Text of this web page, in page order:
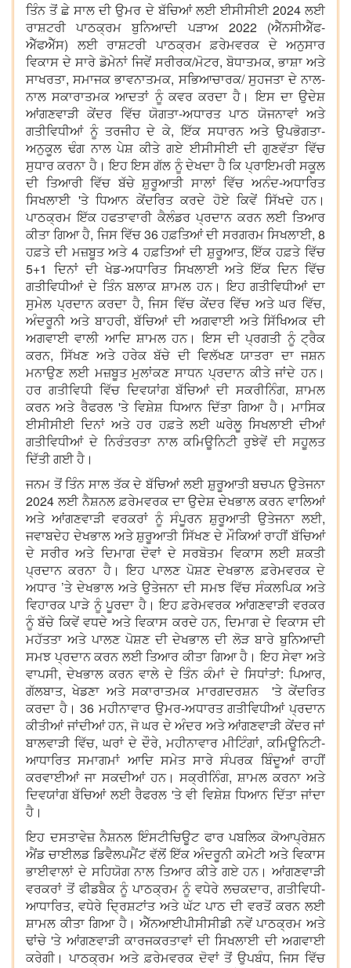
ਤਿੰਨ ਤੋਂ ਛੇ ਸਾਲ ਦੀ ਉਮਰ ਦੇ ਬੱਚਿਆਂ ਲਈ ਈਸੀਸੀਈ 2024 ਲਈ
ਰਾਸ਼ਟਰੀ ਪਾਠਕ੍ਰਮ ਬੁਨਿਆਦੀ ਪੜਾਅ 2022 (ਐੱਨਸੀਐੱਫ-
ਐੱਫਐੱਸ) ਲਈ ਰਾਸ਼ਟਰੀ ਪਾਠਕ੍ਰਮ ਫ਼ਰੇਮਵਰਕ ਦੇ ਅਨੁਸਾਰ
ਵਿਕਾਸ ਦੇ ਸਾਰੇ ਡੋਮੇਨਾਂ ਜਿਵੇਂ ਸਰੀਰਕ/ਮੋਟਰ, ਬੋਧਾਤਮਕ, ਭਾਸ਼ਾ ਅਤੇ
ਸਾਖਰਤਾ, ਸਮਾਜਕ ਭਾਵਨਾਤਮਕ, ਸਭਿਆਚਾਰਕ/ ਸੁਹਜਤਾ ਦੇ ਨਾਲ-
ਨਾਲ ਸਕਾਰਾਤਮਕ ਆਦਤਾਂ ਨੂੰ ਕਵਰ ਕਰਦਾ ਹੈ। ਇਸ ਦਾ ਉਦੇਸ਼
ਆਂਗਣਵਾੜੀ ਕੇਂਦਰ ਵਿੱਚ ਯੋਗਤਾ-ਅਧਾਰਤ ਪਾਠ ਯੋਜਨਾਵਾਂ ਅਤੇ
ਗਤੀਵਿਧੀਆਂ ਨੂੰ ਤਰਜੀਹ ਦੇ ਕੇ, ਇੱਕ ਸਧਾਰਨ ਅਤੇ ਉਪਭੋਗਤਾ-
ਅਨੁਕੂਲ ਢੰਗ ਨਾਲ ਪੇਸ਼ ਕੀਤੇ ਗਏ ਈਸੀਸੀਈ ਦੀ ਗੁਣਵੱਤਾ ਵਿੱਚ
ਸੁਧਾਰ ਕਰਨਾ ਹੈ। ਇਹ ਇਸ ਗੱਲ ਨੂੰ ਦੇਖਦਾ ਹੈ ਕਿ ਪ੍ਰਾਇਮਰੀ ਸਕੂਲ
ਦੀ ਤਿਆਰੀ ਵਿੱਚ ਬੱਚੇ ਸ਼ੁਰੂਆਤੀ ਸਾਲਾਂ ਵਿੱਚ ਅਨੰਦ-ਅਧਾਰਿਤ
ਸਿਖਲਾਈ 'ਤੇ ਧਿਆਨ ਕੇਂਦਰਿਤ ਕਰਦੇ ਹੋਏ ਕਿਵੇਂ ਸਿੱਖਦੇ ਹਨ।
ਪਾਠਕ੍ਰਮ ਇੱਕ ਹਫਤਾਵਾਰੀ ਕੈਲੰਡਰ ਪ੍ਰਦਾਨ ਕਰਨ ਲਈ ਤਿਆਰ
ਕੀਤਾ ਗਿਆ ਹੈ, ਜਿਸ ਵਿੱਚ 36 ਹਫ਼ਤਿਆਂ ਦੀ ਸਰਗਰਮ ਸਿਖਲਾਈ, 8
ਹਫ਼ਤੇ ਦੀ ਮਜ਼ਬੂਤ ਅਤੇ 4 ਹਫ਼ਤਿਆਂ ਦੀ ਸ਼ੁਰੂਆਤ, ਇੱਕ ਹਫ਼ਤੇ ਵਿੱਚ
5+1 ਦਿਨਾਂ ਦੀ ਖੇਡ-ਅਧਾਰਿਤ ਸਿਖਲਾਈ ਅਤੇ ਇੱਕ ਦਿਨ ਵਿੱਚ
ਗਤੀਵਿਧੀਆਂ ਦੇ ਤਿੰਨ ਬਲਾਕ ਸ਼ਾਮਲ ਹਨ। ਇਹ ਗਤੀਵਿਧੀਆਂ ਦਾ
ਸੁਮੇਲ ਪ੍ਰਦਾਨ ਕਰਦਾ ਹੈ, ਜਿਸ ਵਿੱਚ ਕੇਂਦਰ ਵਿੱਚ ਅਤੇ ਘਰ ਵਿੱਚ,
ਅੰਦਰੂਨੀ ਅਤੇ ਬਾਹਰੀ, ਬੱਚਿਆਂ ਦੀ ਅਗਵਾਈ ਅਤੇ ਸਿੱਖਿਅਕ ਦੀ
ਅਗਵਾਈ ਵਾਲੀ ਆਦਿ ਸ਼ਾਮਲ ਹਨ। ਇਸ ਦੀ ਪ੍ਰਗਤੀ ਨੂੰ ਟ੍ਰੈਕ
ਕਰਨ, ਸਿੱਖਣ ਅਤੇ ਹਰੇਕ ਬੱਚੇ ਦੀ ਵਿਲੱਖਣ ਯਾਤਰਾ ਦਾ ਜਸ਼ਨ
ਮਨਾਉਣ ਲਈ ਮਜ਼ਬੂਤ ਮੁਲਾਂਕਣ ਸਾਧਨ ਪ੍ਰਦਾਨ ਕੀਤੇ ਜਾਂਦੇ ਹਨ।
ਹਰ ਗਤੀਵਿਧੀ ਵਿੱਚ ਦਿਵਯਾਂਗ ਬੱਚਿਆਂ ਦੀ ਸਕਰੀਨਿੰਗ, ਸ਼ਾਮਲ
ਕਰਨ ਅਤੇ ਰੈਫਰਲ 'ਤੇ ਵਿਸ਼ੇਸ਼ ਧਿਆਨ ਦਿੱਤਾ ਗਿਆ ਹੈ। ਮਾਸਿਕ
ਈਸੀਸੀਈ ਦਿਨਾਂ ਅਤੇ ਹਰ ਹਫ਼ਤੇ ਲਈ ਘਰੇਲੂ ਸਿਖਲਾਈ ਦੀਆਂ
ਗਤੀਵਿਧੀਆਂ ਦੇ ਨਿਰੰਤਰਤਾ ਨਾਲ ਕਮਿਊਨਿਟੀ ਰੁਝੇਵੇਂ ਦੀ ਸਹੂਲਤ
ਦਿੱਤੀ ਗਈ ਹੈ।
ਜਨਮ ਤੋਂ ਤਿੰਨ ਸਾਲ ਤੱਕ ਦੇ ਬੱਚਿਆਂ ਲਈ ਸ਼ੁਰੂਆਤੀ ਬਚਪਨ ਉਤੇਜਨਾ
2024 ਲਈ ਨੈਸ਼ਨਲ ਫ਼ਰੇਮਵਰਕ ਦਾ ਉਦੇਸ਼ ਦੇਖਭਾਲ ਕਰਨ ਵਾਲਿਆਂ
ਅਤੇ ਆਂਗਣਵਾੜੀ ਵਰਕਰਾਂ ਨੂੰ ਸੰਪੂਰਨ ਸ਼ੁਰੂਆਤੀ ਉਤੇਜਨਾ ਲਈ,
ਜਵਾਬਦੇਹ ਦੇਖਭਾਲ ਅਤੇ ਸ਼ੁਰੂਆਤੀ ਸਿੱਖਣ ਦੇ ਮੌਕਿਆਂ ਰਾਹੀਂ ਬੱਚਿਆਂ
ਦੇ ਸਰੀਰ ਅਤੇ ਦਿਮਾਗ ਦੋਵਾਂ ਦੇ ਸਰਬੋਤਮ ਵਿਕਾਸ ਲਈ ਸ਼ਕਤੀ
ਪ੍ਰਦਾਨ ਕਰਨਾ ਹੈ। ਇਹ ਪਾਲਣ ਪੋਸ਼ਣ ਦੇਖਭਾਲ ਫ਼ਰੇਮਵਰਕ ਦੇ
ਅਧਾਰ ’ਤੇ ਦੇਖਭਾਲ ਅਤੇ ਉਤੇਜਨਾ ਦੀ ਸਮਝ ਵਿੱਚ ਸੰਕਲਪਿਕ ਅਤੇ
ਵਿਹਾਰਕ ਪਾੜੇ ਨੂੰ ਪੂਰਦਾ ਹੈ। ਇਹ ਫ਼ਰੇਮਵਰਕ ਆਂਗਣਵਾੜੀ ਵਰਕਰ
ਨੂੰ ਬੱਚੇ ਕਿਵੇਂ ਵਧਦੇ ਅਤੇ ਵਿਕਾਸ ਕਰਦੇ ਹਨ, ਦਿਮਾਗ ਦੇ ਵਿਕਾਸ ਦੀ
ਮਹੱਤਤਾ ਅਤੇ ਪਾਲਣ ਪੋਸ਼ਣ ਦੀ ਦੇਖਭਾਲ ਦੀ ਲੋੜ ਬਾਰੇ ਬੁਨਿਆਦੀ
ਸਮਝ ਪ੍ਰਦਾਨ ਕਰਨ ਲਈ ਤਿਆਰ ਕੀਤਾ ਗਿਆ ਹੈ। ਇਹ ਸੇਵਾ ਅਤੇ
ਵਾਪਸੀ, ਦੇਖਭਾਲ ਕਰਨ ਵਾਲੇ ਦੇ ਤਿੰਨ ਕੰਮਾਂ ਦੇ ਸਿਧਾਂਤਾਂ: ਪਿਆਰ,
ਗੱਲਬਾਤ, ਖੇਡਣਾ ਅਤੇ ਸਕਾਰਾਤਮਕ ਮਾਰਗਦਰਸ਼ਨ 'ਤੇ ਕੇਂਦਰਿਤ
ਕਰਦਾ ਹੈ। 36 ਮਹੀਨਾਵਾਰ ਉਮਰ-ਅਧਾਰਤ ਗਤੀਵਿਧੀਆਂ ਪ੍ਰਦਾਨ
ਕੀਤੀਆਂ ਜਾਂਦੀਆਂ ਹਨ, ਜੋ ਘਰ ਦੇ ਅੰਦਰ ਅਤੇ ਆਂਗਣਵਾੜੀ ਕੇਂਦਰ ਜਾਂ
ਬਾਲਵਾੜੀ ਵਿੱਚ, ਘਰਾਂ ਦੇ ਦੌਰੇ, ਮਹੀਨਾਵਾਰ ਮੀਟਿੰਗਾਂ, ਕਮਿਊਨਿਟੀ-
ਆਧਾਰਿਤ ਸਮਾਗਮਾਂ ਆਦਿ ਸਮੇਤ ਸਾਰੇ ਸੰਪਰਕ ਬਿੰਦੂਆਂ ਰਾਹੀਂ
ਕਰਵਾਈਆਂ ਜਾ ਸਕਦੀਆਂ ਹਨ। ਸਕ੍ਰੀਨਿੰਗ, ਸ਼ਾਮਲ ਕਰਨਾ ਅਤੇ
ਦਿਵਯਾਂਗ ਬੱਚਿਆਂ ਲਈ ਰੈਫਰਲ 'ਤੇ ਵੀ ਵਿਸ਼ੇਸ਼ ਧਿਆਨ ਦਿੱਤਾ ਜਾਂਦਾ
ਹੈ।
ਇਹ ਦਸਤਾਵੇਜ਼ ਨੈਸ਼ਨਲ ਇੰਸਟੀਚਿਊਟ ਫਾਰ ਪਬਲਿਕ ਕੋਆਪ੍ਰੇਸ਼ਨ
ਐਂਡ ਚਾਈਲਡ ਡਿਵੈਲਪਮੈਂਟ ਵੱਲੋਂ ਇੱਕ ਅੰਦਰੂਨੀ ਕਮੇਟੀ ਅਤੇ ਵਿਕਾਸ
ਭਾਈਵਾਲਾਂ ਦੇ ਸਹਿਯੋਗ ਨਾਲ ਤਿਆਰ ਕੀਤੇ ਗਏ ਹਨ। ਆਂਗਣਵਾੜੀ
ਵਰਕਰਾਂ ਤੋਂ ਫੀਡਬੈਕ ਨੂੰ ਪਾਠਕ੍ਰਮ ਨੂੰ ਵਧੇਰੇ ਲਚਕਦਾਰ, ਗਤੀਵਿਧੀ-
ਆਧਾਰਿਤ, ਵਧੇਰੇ ਦ੍ਰਿਸ਼ਟਾਂਤ ਅਤੇ ਘੱਟ ਪਾਠ ਦੀ ਵਰਤੋਂ ਕਰਨ ਲਈ
ਸ਼ਾਮਲ ਕੀਤਾ ਗਿਆ ਹੈ। ਐੱਨਆਈਪੀਸੀਸੀਡੀ ਨਵੇਂ ਪਾਠਕ੍ਰਮ ਅਤੇ
ਢਾਂਚੇ 'ਤੇ ਆਂਗਣਵਾੜੀ ਕਾਰਜਕਰਤਾਵਾਂ ਦੀ ਸਿਖਲਾਈ ਦੀ ਅਗਵਾਈ
ਕਰੇਗੀ। ਪਾਠਕ੍ਰਮ ਅਤੇ ਫ਼ਰੇਮਵਰਕ ਦੋਵਾਂ ਤੋਂ ਉਪਬੰਧ, ਜਿਸ ਵਿੱਚ